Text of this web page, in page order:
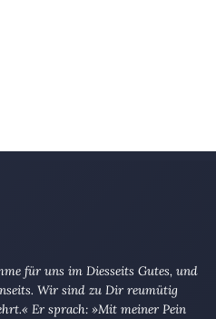
für uns im Diesseits Gutes, und
Wir sind zu Dir reumütig
Er sprach: »Mit meiner Pein